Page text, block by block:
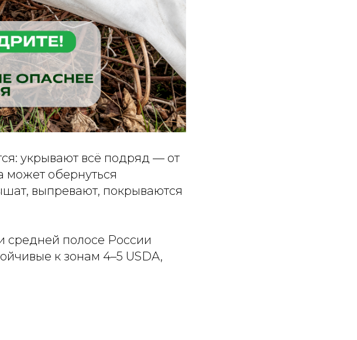
укрывают всё подряд — от
может обернуться
выпревают, покрываются
средней полосе России
к зонам 4–5 USDA,